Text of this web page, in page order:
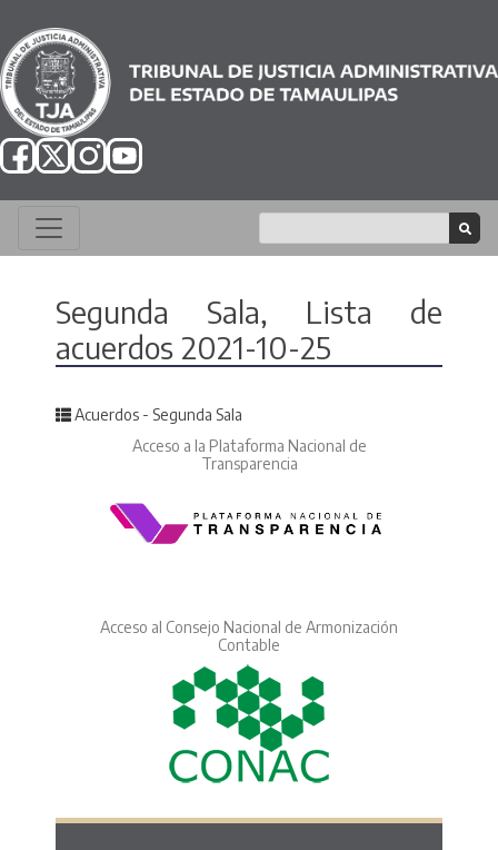
Segunda Sala, Lista de
acuerdos 2021-10-25
Posted in
Acuerdos - Segunda Sala
Acceso a la Plataforma Nacional de
Transparencia
Acceso al Consejo Nacional de Armonización
Contable